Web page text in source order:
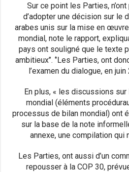
Sur ce point les Parties,
d’adopter une décision sur le
arabes unis sur la mise en
mondial, note le rapport,
pays ont souligné que le texte
ambitieux’’. ‘’Les Parties, ont
l’examen du dialogue, en juin
En plus, « les discussions sur
mondial (éléments
processus de bilan mondial) ont
sur la base de la note
annexe, une compilation qui
Les Parties, ont aussi d’un
repousser à la COP 30,